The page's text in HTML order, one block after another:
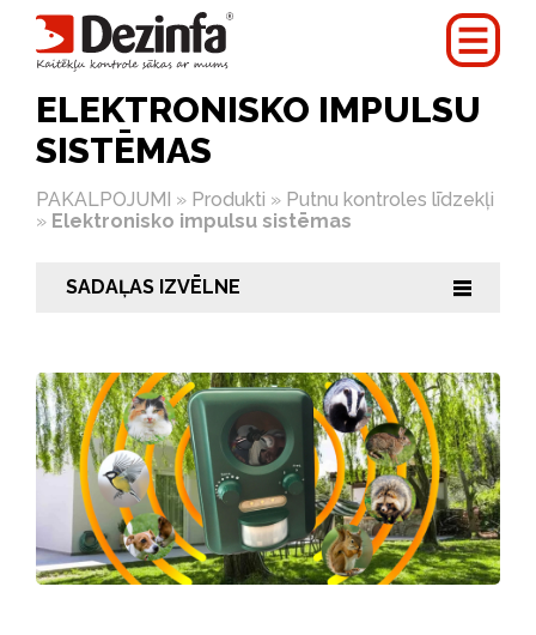
ELEKTRONISKO IMPULSU
SISTĒMAS
PAKALPOJUMI » Produkti » Putnu kontroles līdzekļi
» Elektronisko impulsu sistēmas
SADAĻAS IZVĒLNE |||